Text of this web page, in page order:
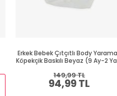
Erkek Bebek Çıtçıtlı Body
Köpekçik Baskılı Beyaz (9 Ay-2
94,99 TL
149,99 TL